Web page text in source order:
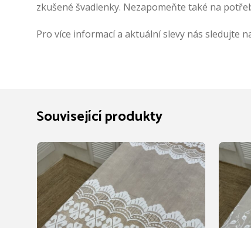
zkušené švadlenky. Nezapomeňte také na
Pro více informací a aktuální slevy nás sledujte
Související produkty